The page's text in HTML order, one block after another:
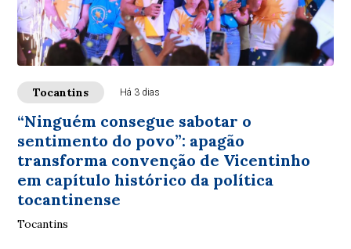
Tocantins Há 3 dias
“Ninguém consegue sabotar o
sentimento do povo”: apagão
transforma convenção de Vicentinho
em capítulo histórico da política
tocantinense
Tocantins